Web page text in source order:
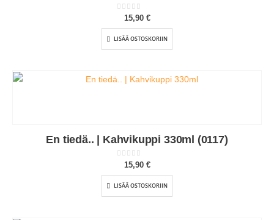
out of 5
15,90 €
LISÄÄ OSTOSKORIIN
En tiedä.. | Kahvikuppi 330ml (0117)
out of 5
15,90 €
LISÄÄ OSTOSKORIIN